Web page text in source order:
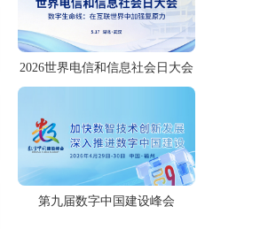
2026世界电信和信息社会日大会
第九届数字中国建设峰会